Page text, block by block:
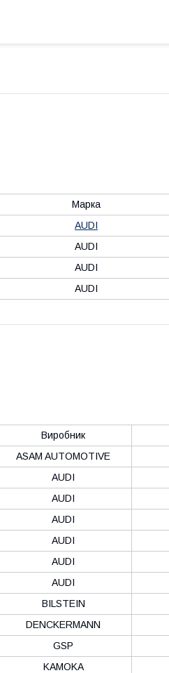
Марка
AUDI
AUDI
AUDI
AUDI
Виробник
ASAM AUTOMOTIVE
AUDI
AUDI
AUDI
AUDI
AUDI
AUDI
BILSTEIN
DENCKERMANN
GSP
KAMOKA